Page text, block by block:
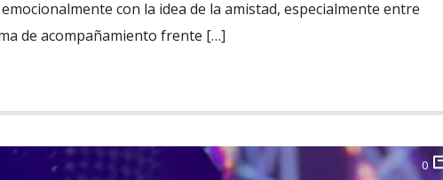
con la idea de la amistad, especialmente entre
de acompañamiento frente […]
0